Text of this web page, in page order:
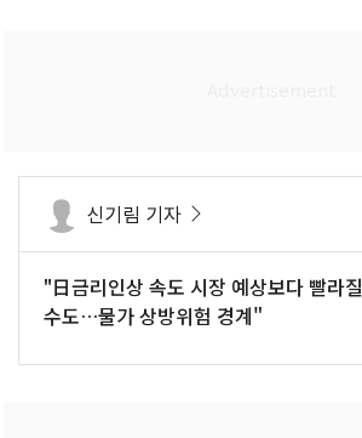
신기림 기자
"日금리인상 속도 시장 예상보다 빨라질
수도…물가 상방위험 경계"